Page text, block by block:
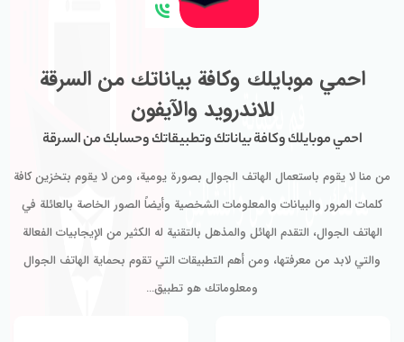
احمي موبايلك وكافة بياناتك من السرقة
للاندرويد والآيفون
احمي موبايلك وكافة بياناتك وتطبيقاتك وحسابك من السرقة
من منا لا يقوم باستعمال الهاتف الجوال بصورة يومية، ومن لا يقوم بتخزين كافة
كلمات المرور والبيانات والمعلومات الشخصية وأيضاً الصور الخاصة بالعائلة في
الهاتف الجوال، التقدم الهائل والمذهل بالتقنية له الكثير من الإيجابيات الفعالة
والتي لابد من معرفتها، ومن أهم التطبيقات التي تقوم بحماية الهاتف الجوال
ومعلوماتك هو تطبيق…